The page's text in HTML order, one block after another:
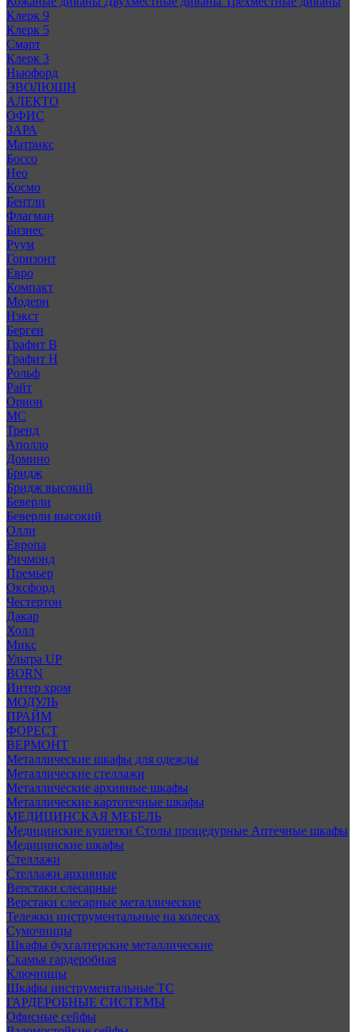
Клерк 9
Клерк 5
Смарт
Клерк 3
Ньюфорд
ЭВОЛЮШН
АЛЕКТО
ОФИС
ЗАРА
Матрикс
Боссо
Нео
Космо
Бентли
Флагман
Бизнес
Руум
Горизонт
Евро
Компакт
Модерн
Нэкст
Берген
Графит В
Графит Н
Рольф
Райт
Орион
МС
Тренд
Аполло
Домино
Бридж
Бридж высокий
Беверли
Беверли высокий
Олли
Европа
Ричмонд
Премьер
Оксфорд
Честертон
Дакар
Холл
Микс
Ультра UP
BORN
Интер хром
МОДУЛЬ
ПРАЙМ
ФОРЕСТ
ВЕРМОНТ
Металлические шкафы для одежды
Металлические стеллажи
Металлические архивные шкафы
Металлические картотечные шкафы
МЕДИЦИНСКАЯ МЕБЕЛЬ
Медицинские кушетки Столы процедурные Аптечные шкафы
Медицинские шкафы
Стеллажи
Стеллажи архивные
Верстаки слесарные
Верстаки слесарные металлические
Тележки инструментальные на колесах
Сумочницы
Шкафы бухгалтерские металлические
Скамья гардеробная
Ключницы
Шкафы инструментальные ТС
ГАРДЕРОБНЫЕ СИСТЕМЫ
Офисные сейфы